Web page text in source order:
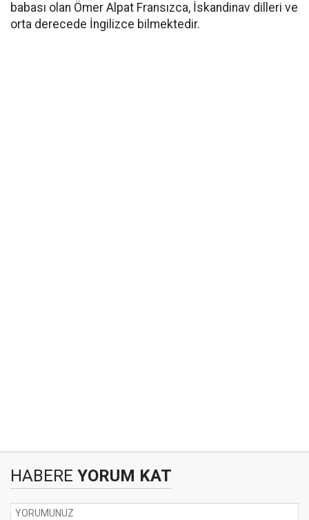
babası olan Ömer Alpat Fransızca, İskandinav dilleri ve
orta derecede İngilizce bilmektedir.
HABERE YORUM KAT